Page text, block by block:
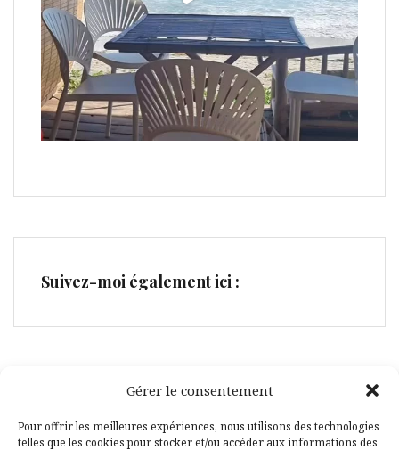
Gérer le consentement
Pour offrir les meilleures expériences, nous utilisons des technologies
telles que les cookies pour stocker et/ou accéder aux informations des
Suivez-moi également ici :
Facebook
Pinterest